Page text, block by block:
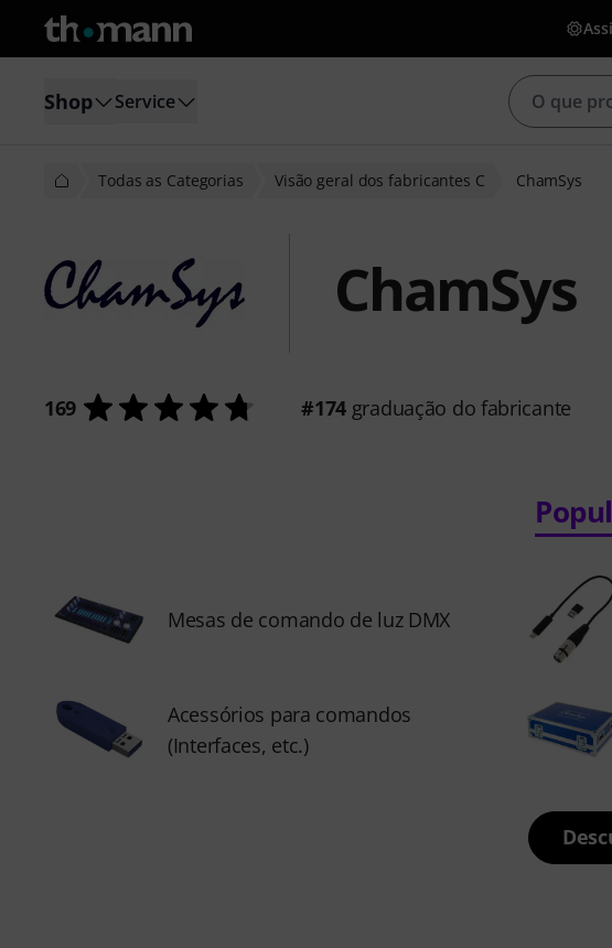
Shop Service
Todas as Categorias Visão geral dos fabricantes C ChamSys
ChamSys
169 #174graduação do fabricante
Mesas de comando de luz DMX
Acessórios para comandos
(Interfaces, etc.)